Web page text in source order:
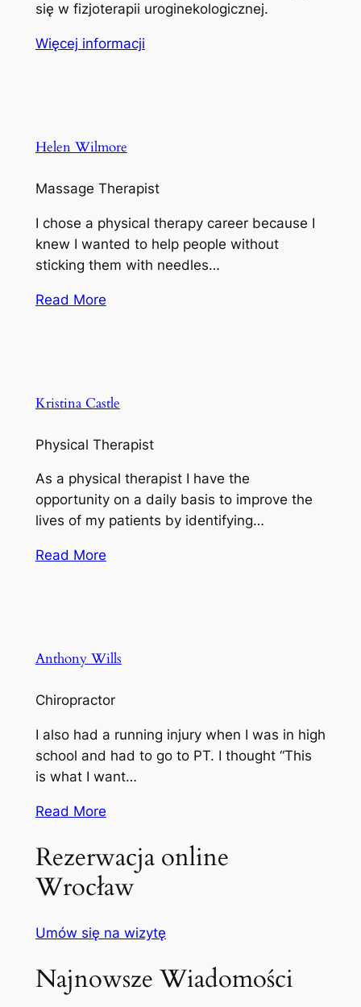
się w fizjoterapii uroginekologicznej.
Więcej informacji
Helen Wilmore
Massage Therapist
I chose a physical therapy career because I
knew I wanted to help people without
sticking them with needles…
Read More
Kristina Castle
Physical Therapist
As a physical therapist I have the
opportunity on a daily basis to improve the
lives of my patients by identifying…
Read More
Anthony Wills
Chiropractor
I also had a running injury when I was in high
school and had to go to PT. I thought “This
is what I want…
Read More
Rezerwacja online
Wrocław
Umów się na wizytę
Najnowsze Wiadomości